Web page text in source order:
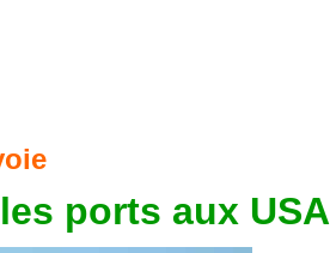
ports aux USA